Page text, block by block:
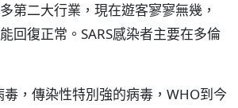
第二大行業，現在遊客寥寥無幾，
回復正常。SARS感染者主要在多倫
毒，傳染性特別強的病毒，WHO到今